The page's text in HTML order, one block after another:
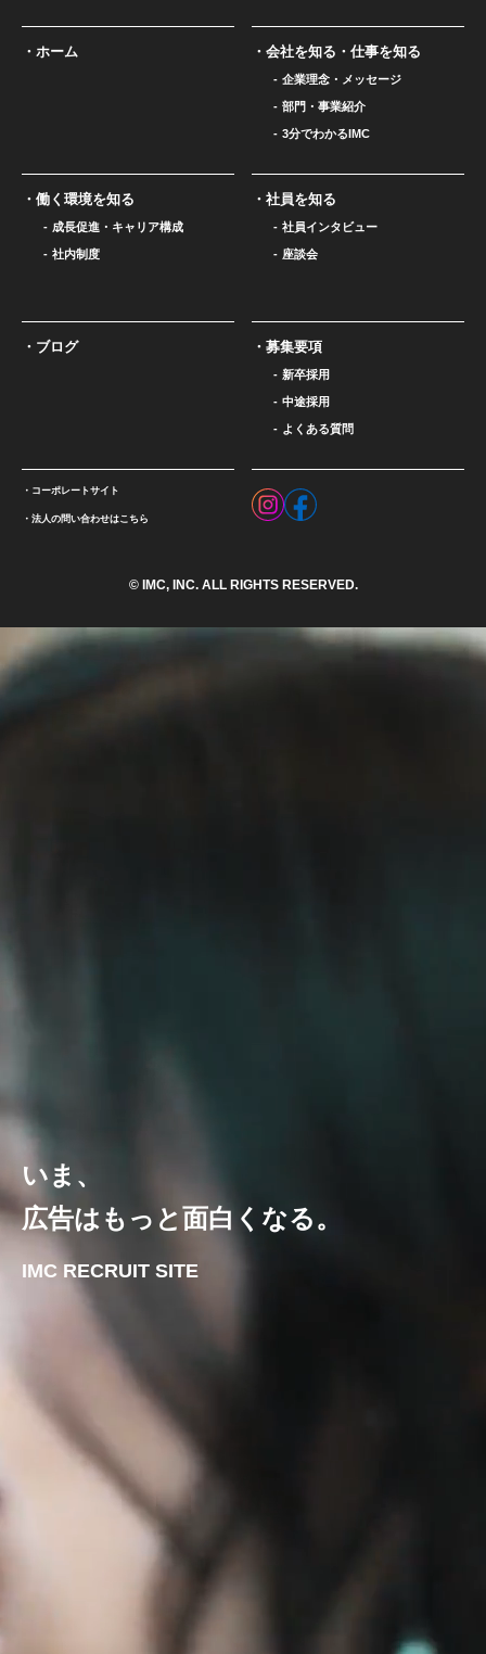
ホーム 会社を知る・仕事を知る
企業理念・メッセージ
部門・事業紹介
3分でわかるIMC
働く環境を知る
成長促進・キャリア構成
社内制度
社員を知る
社員インタビュー
座談会
ブログ 募集要項
新卒採用
中途採用
よくある質問
コーポレートサイト
法人の問い合わせはこちら
© IMC, INC. ALL RIGHTS RESERVED.
いま、
広告はもっと面白くなる。
IMC RECRUIT SITE